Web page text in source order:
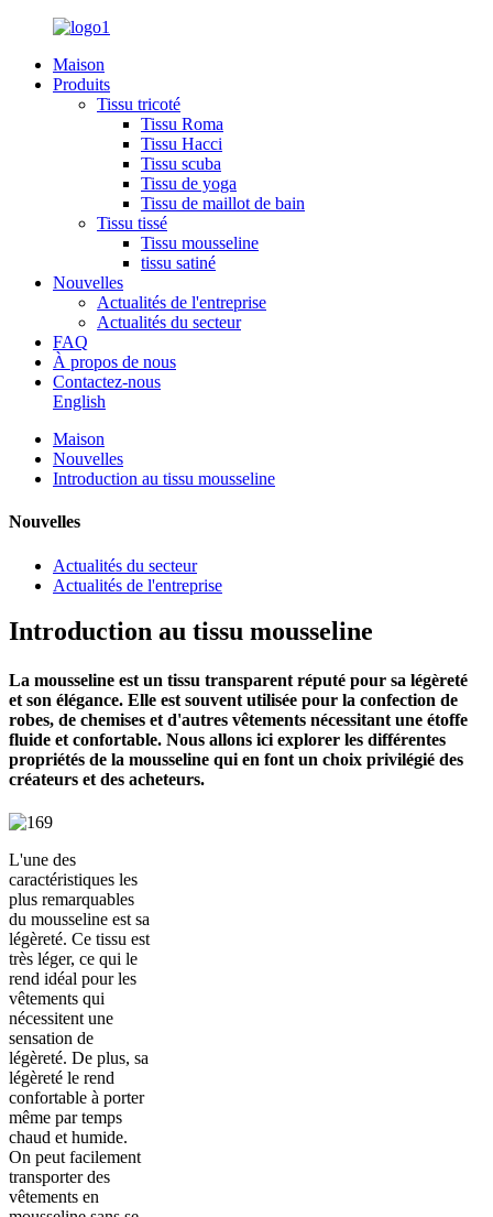
Maison
Produits
Tissu tricoté
Tissu Roma
Tissu Hacci
Tissu scuba
Tissu de yoga
Tissu de maillot de bain
Tissu tissé
Tissu mousseline
tissu satiné
Nouvelles
Actualités de l'entreprise
Actualités du secteur
FAQ
À propos de nous
Contactez-nous
English
Maison
Nouvelles
Introduction au tissu mousseline
Nouvelles
Actualités du secteur
Actualités de l'entreprise
Introduction au tissu mousseline
La mousseline est un tissu transparent réputé pour sa légèreté
et son élégance. Elle est souvent utilisée pour la confection de
robes, de chemises et d'autres vêtements nécessitant une étoffe
fluide et confortable. Nous allons ici explorer les différentes
propriétés de la mousseline qui en font un choix privilégié des
créateurs et des acheteurs.
L'une des
caractéristiques les
plus remarquables
du mousseline est sa
légèreté. Ce tissu est
très léger, ce qui le
rend idéal pour les
vêtements qui
nécessitent une
sensation de
légèreté. De plus, sa
légèreté le rend
confortable à porter
même par temps
chaud et humide.
On peut facilement
transporter des
vêtements en